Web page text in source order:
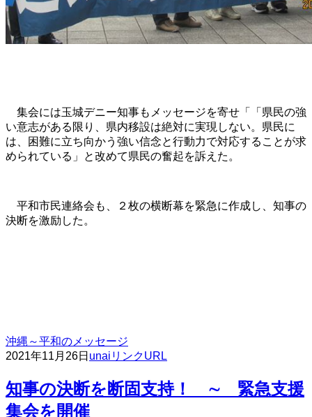
集会には玉城デニー知事もメッセージを寄せ「「県民の強
い意志がある限り、県内移設は絶対に実現しない。県民に
は、困難に立ち向かう強い信念と行動力で対応することが求
められている」と改めて県民の奮起を訴えた。
平和市民連絡会も、２枚の横断幕を緊急に作成し、知事の
決断を激励した。
沖縄～平和のメッセージ
2021年11月26日 unai リンクURL
知事の決断を断固支持！ ∼ 緊急支援
集会を開催